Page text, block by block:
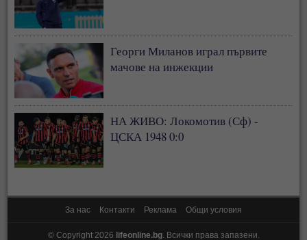
Георги Миланов играл първите
мачове на инжекции
НА ЖИВО: Локомотив (Сф) -
ЦСКА 1948 0:0
За нас Контакти Реклама Общи условия
© Copyright 2026 lifeonline.bg. Всички права запазени.